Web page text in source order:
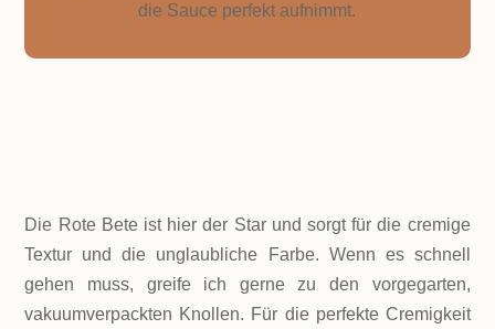
die Sauce perfekt aufnimmt.
Die Rote Bete ist hier der Star und sorgt für die cremige
Textur und die unglaubliche Farbe. Wenn es schnell
gehen muss, greife ich gerne zu den vorgegarten,
vakuumverpackten Knollen. Für die perfekte Cremigkeit